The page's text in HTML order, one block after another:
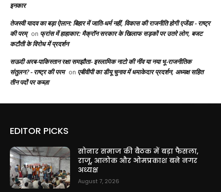
इनकार
तेजस्वी यादव का बड़ा ऐलान: बिहार में जाति-धर्म नहीं, विकास की राजनीति होगी एजेंडा - राष्ट्र
की परम् on फ्रांस में हाहाकार: मैक्रॉन सरकार के खिलाफ सड़कों पर उतरे लोग, बजट
कटौती के विरोध में प्रदर्शन
सऊदी अरब-पाकिस्तान रक्षा समझौता- इस्लामिक नाटो की नींव या नया भू-राजनीतिक
संतुलन? - राष्ट्र की परम on एबीवीपी का डीयू चुनाव में धमाकेदार प्रदर्शन, अध्यक्ष सहित
तीन पदों पर कब्ज़ा
EDITOR PICKS
सोनार समाज की बैठक में बड़ा फैसला,
राजू, आलोक और ओमप्रकाश बने नगर
अध्यक्ष
August 7, 2026